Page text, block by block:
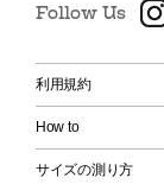
Follow Us
利用規約
How to
サイズの測り方